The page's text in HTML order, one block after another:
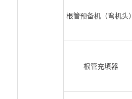
根管预备机（弯机头）
根管充填器